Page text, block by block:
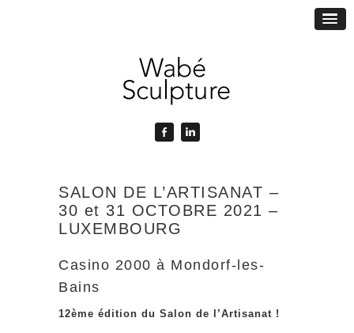
SALON DE L’ARTISANAT –
30 et 31 OCTOBRE 2021 –
LUXEMBOURG
Casino 2000 à Mondorf-les-
Bains
12ème édition du Salon de l’Artisanat !